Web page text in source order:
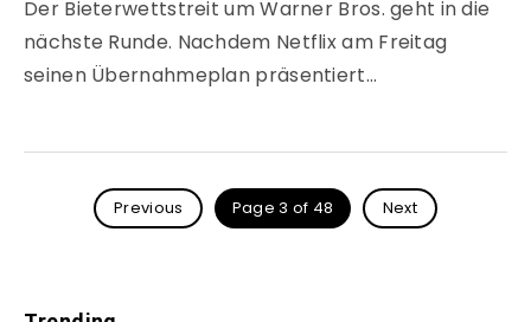
Der Bieterwettstreit um Warner Bros. geht in die
nächste Runde. Nachdem Netflix am Freitag
seinen Übernahmeplan präsentiert…
Previous Page 3 of 48 Next